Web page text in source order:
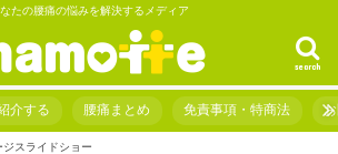
たの腰痛の悩みを解決するメディア
search
介する 腰痛まとめ 免責事項・特商法
スライドショー